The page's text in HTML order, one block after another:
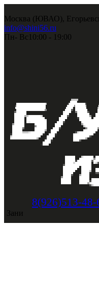
Москва (ЮВАО),
info@shini56.ru
Пн- Вс 10:00 - 19:00
8(926)513-48-
Зани